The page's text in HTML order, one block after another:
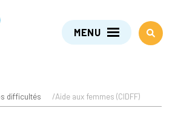
MENU
difficultés /Aide aux femmes (CIDFF)